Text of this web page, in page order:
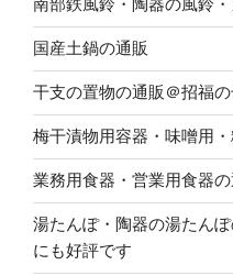
南部鉄風鈴・陶器の風鈴
国産土鍋の通販
干支の置物の通販＠招福
梅干漬物用容器・味噌用
業務用食器・営業用食器の
湯たんぽ・陶器の湯たん
にも好評です